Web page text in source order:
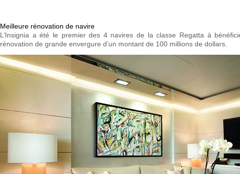
Meilleure rénovation de navire
L’Insignia a été le premier des 4 navires de la classe Regatta à
rénovation de grande envergure d’un montant de 100 millions de dollars.